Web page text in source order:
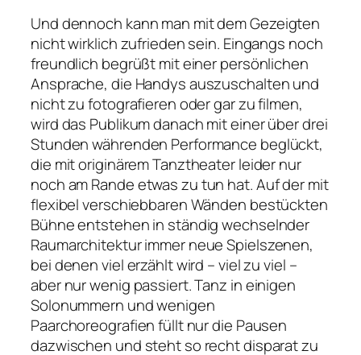
Und dennoch kann man mit dem Gezeigten
nicht wirklich zufrieden sein. Eingangs noch
freundlich begrüßt mit einer persönlichen
Ansprache, die Handys auszuschalten und
nicht zu fotografieren oder gar zu filmen,
wird das Publikum danach mit einer über drei
Stunden währenden Performance beglückt,
die mit originärem Tanztheater leider nur
noch am Rande etwas zu tun hat. Auf der mit
flexibel verschiebbaren Wänden bestückten
Bühne entstehen in ständig wechselnder
Raumarchitektur immer neue Spielszenen,
bei denen viel erzählt wird – viel zu viel –
aber nur wenig passiert. Tanz in einigen
Solonummern und wenigen
Paarchoreografien füllt nur die Pausen
dazwischen und steht so recht disparat zu